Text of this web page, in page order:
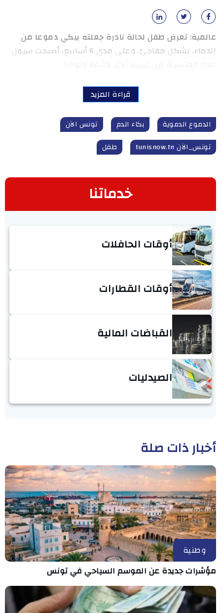
عالمية: تعرض طفل لحالة نادرة جعلته يبكي دموعا من
الدماء، بشكل مفاجئ، وعلى مدى 6 أسابيع، أصبحت سيول
قراءة المزيد
الدموع الدموية بكاء الدم
تونس الآن
تونس_الآن tunisnow.tn
طفل
خدماتنا
أوقات الحافلات
أوقات القطارات
القباضات المالية
الصيدليات
أخبار ذات صلة
وطنية
مؤشرات جديدة عن الموسم السياحي في تونس